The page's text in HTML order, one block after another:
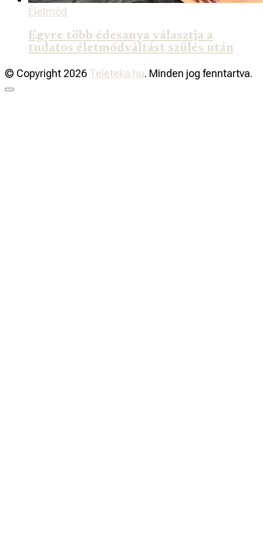
Életmód
Egyre több édesanya választja a
tudatos életmódváltást szülés után
© Copyright 2026 Teleteka.hu. Minden jog fenntartva.